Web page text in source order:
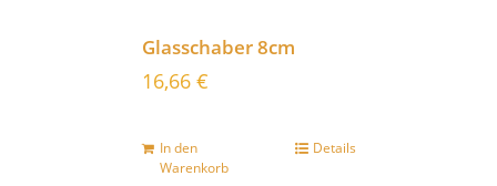
Glasschaber 8cm
16,66 €
In den
Warenkorb
Details